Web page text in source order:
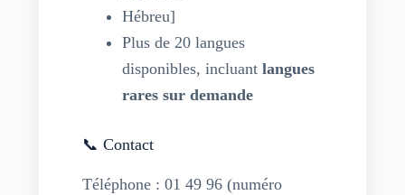
Hébreu]
Plus de 20 langues
disponibles, incluant langues
rares sur demande
📞 Contact
Téléphone : 01 49 96 (numéro